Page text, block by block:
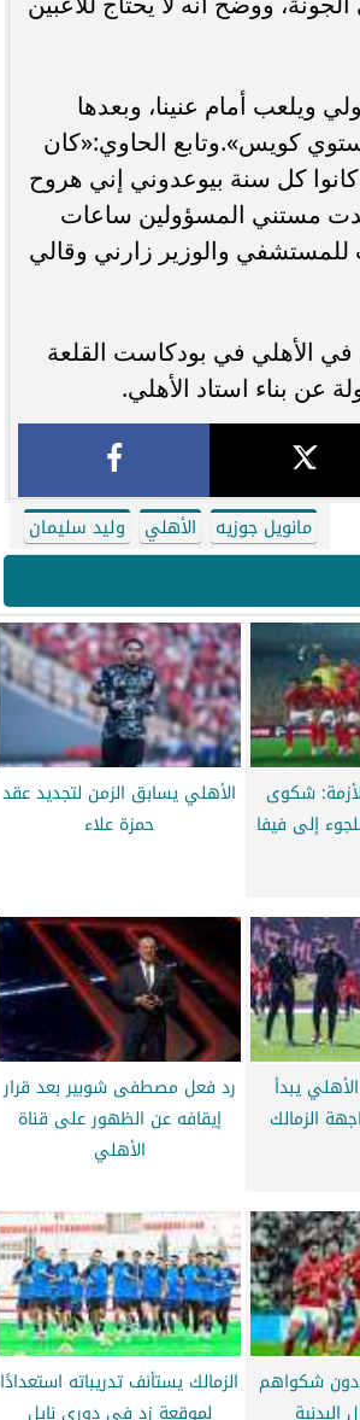
ويلعب أمام عنينا، وبعدها
كويس».وتابع الحاوي:«كان
كل سنة بيوعدوني إني هروح
مستني المسؤولين ساعات
للمستشفي والوزير زارني وقالي
الأهلي في بودكاست القلعة
مانويل جوزيه الأهلي وليد سليمان
شكوى
إلى فيفا
الأهلي يسابق الزمن لتجديد عقد
حمزة علاء
الـ 130.. الأهلي يبدأ
الزمالك
رد فعل مصطفى شوبير بعد قرار
إيقافه عن الظهور على قناة
الأهلي
شكواهم
البدنية
الزمالك يستأنف تدريباته استعدادًا
لموقعة زد في دوري نايل